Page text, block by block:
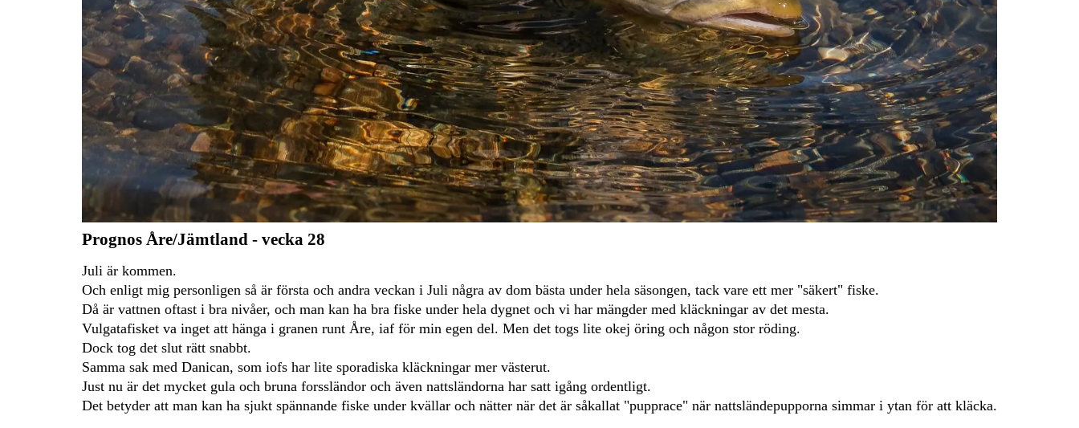
Prognos Åre/Jämtland - vecka 28
Juli är kommen.
Och enligt mig personligen så är första och andra veckan i Juli några av dom bästa under hela säsongen, tack vare ett mer "säkert" fiske.
Då är vattnen oftast i bra nivåer, och man kan ha bra fiske under hela dygnet och vi har mängder med kläckningar av det mesta.
Vulgatafisket va inget att hänga i granen runt Åre, iaf för min egen del. Men det togs lite okej öring och någon stor röding.
Dock tog det slut rätt snabbt.
Samma sak med Danican, som iofs har lite sporadiska kläckningar mer västerut.
Just nu är det mycket gula och bruna forssländor och även nattsländorna har satt igång ordentligt.
Det betyder att man kan ha sjukt spännande fiske under kvällar och nätter när det är såkallat "pupprace" när nattsländepupporna simmar i ytan för att kläcka.